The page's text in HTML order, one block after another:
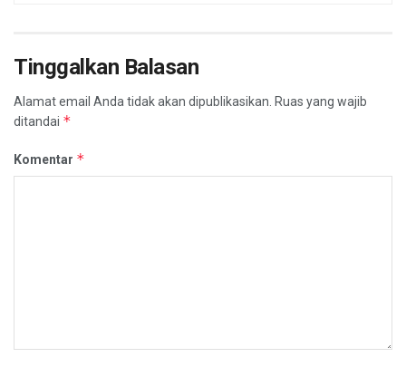
Tinggalkan Balasan
Alamat email Anda tidak akan dipublikasikan. Ruas yang wajib
ditandai *
Komentar *